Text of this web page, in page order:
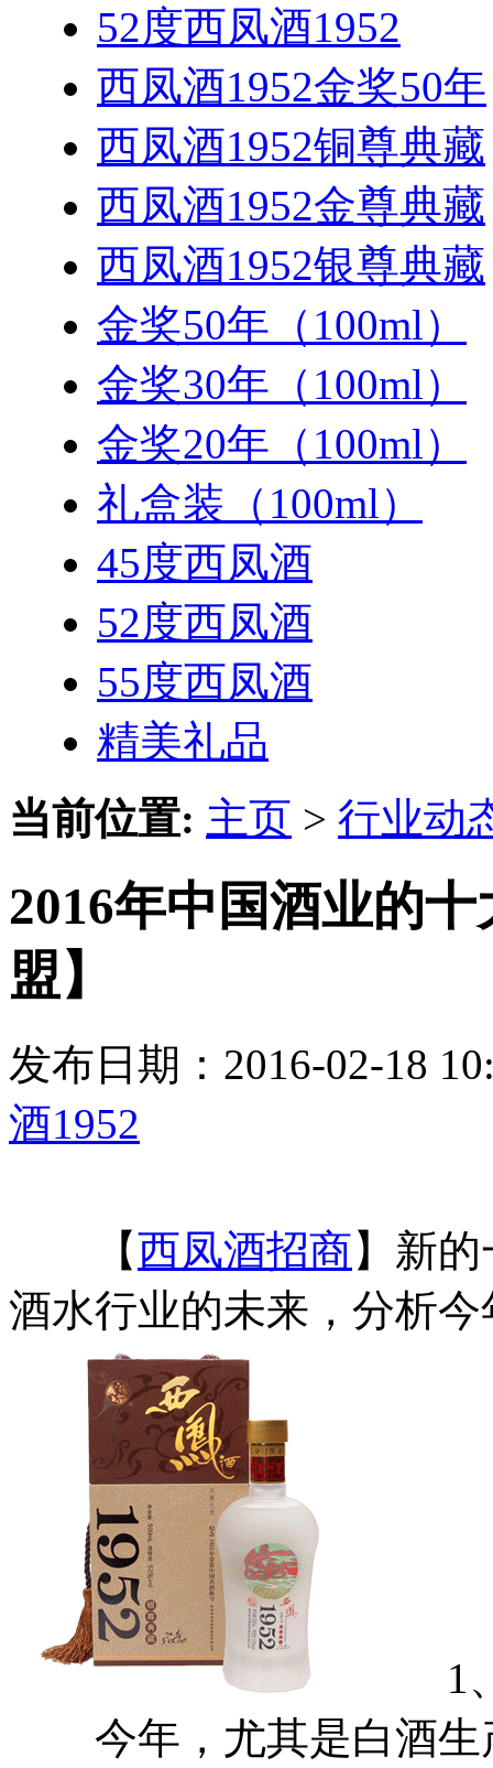
52度西凤酒1952
西凤酒1952金奖50年
西凤酒1952铜尊典藏
西凤酒1952金尊典藏
西凤酒1952银尊典藏
金奖50年（100ml）
金奖30年（100ml）
金奖20年（100ml）
礼盒装（100ml）
45度西凤酒
52度西凤酒
55度西凤酒
精美礼品
当前位置: 主页 > 行业动
2016年中国酒业的
盟】
发布日期：2016-02-18
酒1952
【西凤酒招商】新
酒水行业的未来，分析
1、
今年，尤其是白酒生